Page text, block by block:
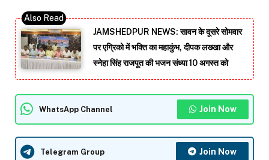
JAMSHEDPUR NEWS: सावन के दूसरे सोमवार
पर एग्रिको में भक्ति का महाकुंभ, दीपक लख्खा और
स्नेहा सिंह राजपूत की भजन संध्या 10 अगस्त को
WhatsApp Channel Join Now
Telegram Group Join Now